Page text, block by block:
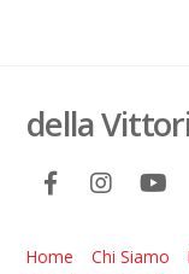
della
Home Chi Siamo